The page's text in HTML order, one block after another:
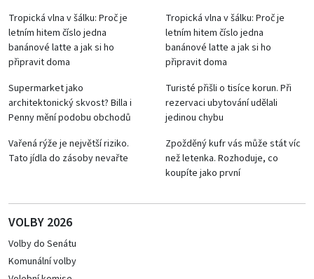
Tropická vlna v šálku: Proč je
letním hitem číslo jedna
banánové latte a jak si ho
připravit doma
Tropická vlna v šálku: Proč je
letním hitem číslo jedna
banánové latte a jak si ho
připravit doma
Supermarket jako
architektonický skvost? Billa i
Penny mění podobu obchodů
Turisté přišli o tisíce korun. Při
rezervaci ubytování udělali
jedinou chybu
Vařená rýže je největší riziko.
Tato jídla do zásoby nevařte
Zpožděný kufr vás může stát víc
než letenka. Rozhoduje, co
koupíte jako první
VOLBY 2026
Volby do Senátu
Komunální volby